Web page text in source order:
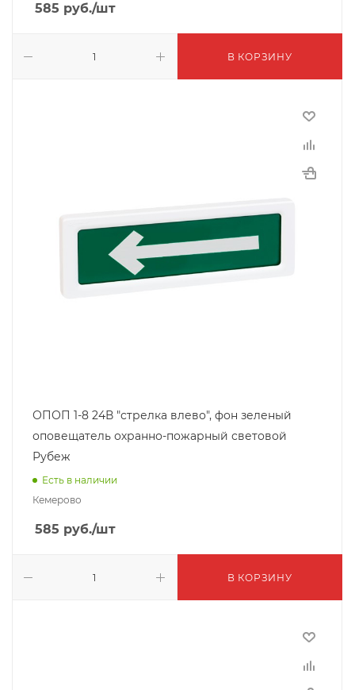
585 руб./шт
В КОРЗИНУ
ОПОП 1-8 24В "стрелка влево", фон зеленый
оповещатель охранно-пожарный световой
Рубеж
Есть в наличии
Кемерово
585 руб./шт
В КОРЗИНУ